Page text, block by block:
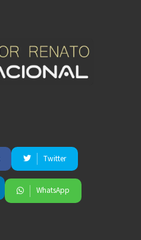
Twitter
WhatsApp